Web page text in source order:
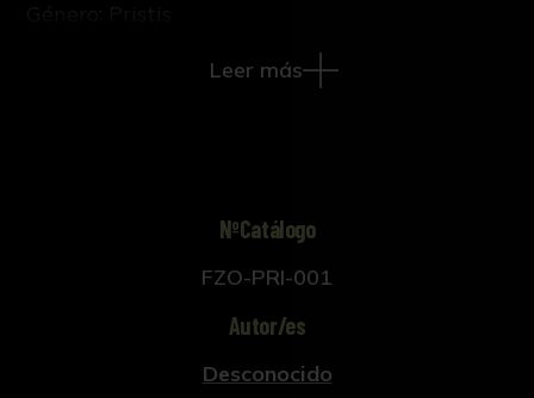
Nombre científico: Pristis pristis (Linnaeus,
Leer más
NºCatálogo
FZO-PRI-001
Autor/es
Desconocido